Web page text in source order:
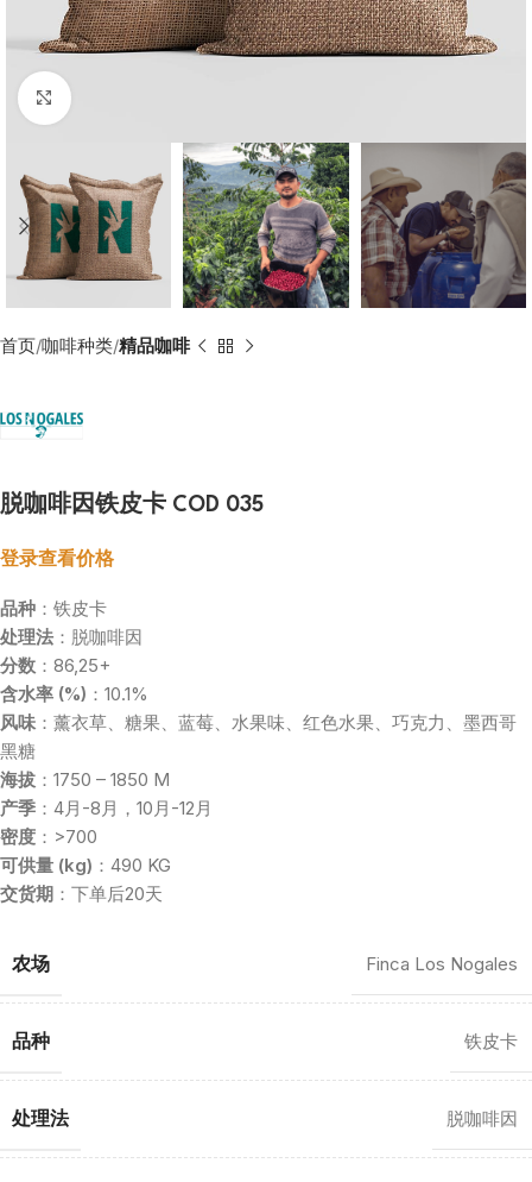
Click to enlarge
首页 咖啡种类 精品咖啡
脱咖啡因铁皮卡 COD 035
登录查看价格
品种 ：铁皮卡
处理法 ：脱咖啡因
分数 ：86,25+
含水率 (%) ：10.1%
风味 ：薰衣草、糖果、蓝莓、水果味、红色水果、巧克力、墨西哥
黑糖
海拔 ：1750 – 1850 M
产季 ：4月-8月，10月-12月
密度 ：>700
可供量 (kg) ：490 KG
交货期 ：下单后20天
农场 Finca Los Nogales
品种 铁皮卡
处理法 脱咖啡因